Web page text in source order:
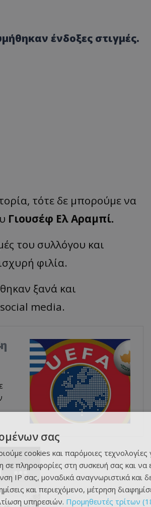
ένδοξες στιγμές.
τότε δε μπορούμε να
Γιουσέφ Ελ Αραμπί.
του συλλόγου και
φιλία.
ξανά και
media.
σας
cookies και παρόμοιες τεχνολογίες
πληροφορίες στη συσκευή σας και να
IP σας, μοναδικά αναγνωριστικά και
και περιεχόμενο, μέτρηση
υπηρεσιών. Προμηθευτές τρίτων